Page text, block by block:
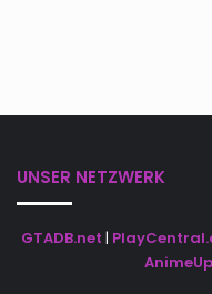
UNSER NETZWERK
GTADB.net |